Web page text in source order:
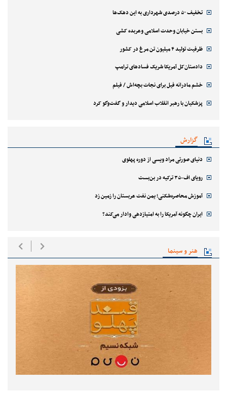
تخفیف ۵۰ درصدی شهرداری به این دهک‌ها
بستن خیابان وحدت اسلامی وعربده کشی
ظرفیت تولید ۴ میلیون تن مرغ در کشور
دادستان‌کل آمریکا شریک فسادهای ترامپ
خشم مادرانه فیل برای نجات بچه‌اش / فیلم
پزشکیان با رهبر انقلاب اسلامی دیدار و گفت‌وگو کرد
گزارش
دنیای صورتی مراد ویسی از دوره پهلوی
رویای اف-۳۵ ترکیه در بن‌بست
آموزش محاصره‌شکنی؛ یمن نفت عربستان را زمین زد
ایران چگونه آمریکا را به امتیازدهی وادار می‌کند؟
هنر و سینما